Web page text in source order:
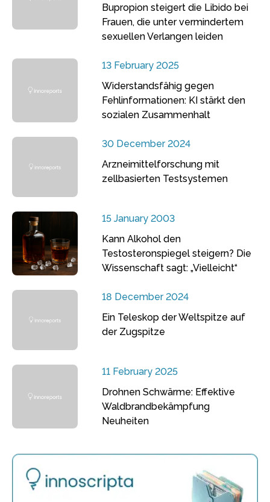
Bupropion steigert die Libido bei
Frauen, die unter vermindertem
sexuellen Verlangen leiden
13 February 2025
Widerstandsfähig gegen
Fehlinformationen: KI stärkt den
sozialen Zusammenhalt
30 December 2024
Arzneimittelforschung mit
zellbasierten Testsystemen
15 January 2003
Kann Alkohol den
Testosteronspiegel steigern? Die
Wissenschaft sagt: „Vielleicht“
18 December 2024
Ein Teleskop der Weltspitze auf
der Zugspitze
11 February 2025
Drohnen Schwärme: Effektive
Waldbrandbekämpfung
Neuheiten